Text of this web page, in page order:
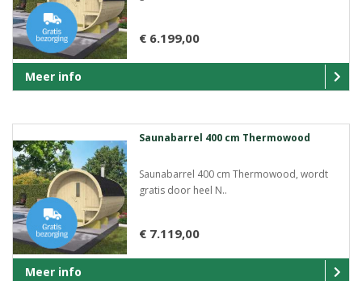
€ 6.199,00
Meer info
Saunabarrel 400 cm Thermowood
Saunabarrel 400 cm Thermowood, wordt
gratis door heel N..
€ 7.119,00
Meer info